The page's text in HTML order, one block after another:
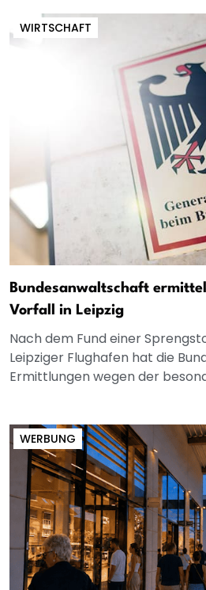
WIRTSCHAFT
Bundesanwaltschaft
Vorfall in Leipzig
Nach dem Fund einer
Leipziger Flughafen hat die
Ermittlungen wegen der
WERBUNG